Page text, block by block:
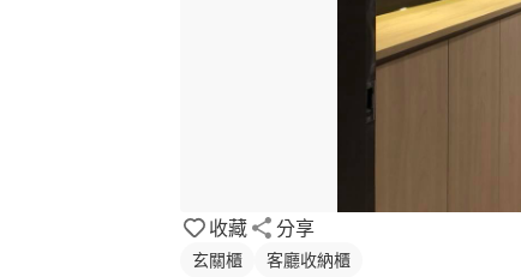
收藏 分享
玄關櫃 客廳收納櫃